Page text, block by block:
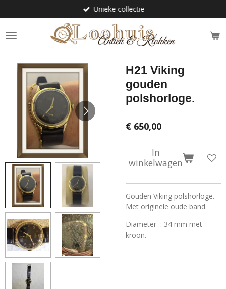
direct
naar
de
Unieke collectie
H21 Viking
gouden
polshorloge.
€ 650,00
In
winkelwagen
Gouden Viking polshorloge.
Met originele oude band.
Diameter : 34 mm met
kroon.